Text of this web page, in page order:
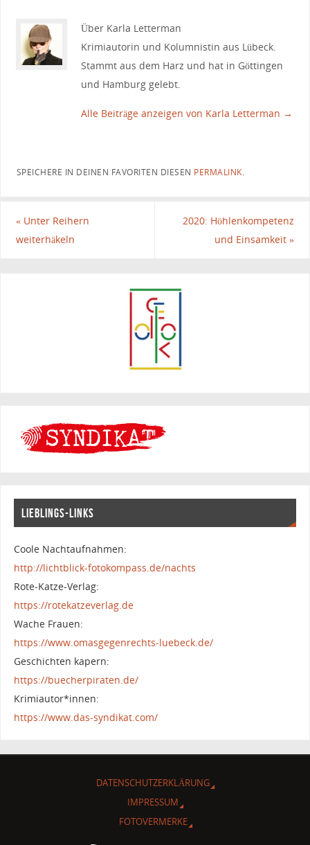
Über Karla Letterman
Krimiautorin und Kolumnistin aus Lübeck.
Stammt aus dem Harz und hat in Göttingen
und Hamburg gelebt.
Alle Beiträge anzeigen von Karla Letterman →
SPEICHERE IN DEINEN FAVORITEN DIESEN PERMALINK.
«Unter Reihern
weiterhäkeln
2020: Höhlenkompetenz
und Einsamkeit»
LIEBLINGS-LINKS
Coole Nachtaufnahmen:
http://lichtblick-fotokompass.de/nachts
Rote-Katze-Verlag:
https://rotekatzeverlag.de
Wache Frauen:
https://www.omasgegenrechts-luebeck.de/
Geschichten kapern:
https://buecherpiraten.de/
Krimiautor*innen:
https://www.das-syndikat.com/
DATENSCHUTZERKLÄRUNG
IMPRESSUM
FOTOVERMERKE